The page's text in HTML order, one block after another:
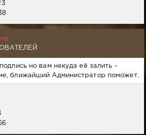
но вам некуда её залить -
ближайший Администратор поможет.